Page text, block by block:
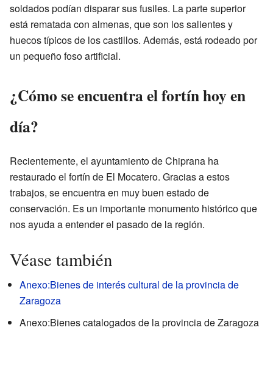
soldados podían disparar sus fusiles. La parte superior
está rematada con almenas, que son los salientes y
huecos típicos de los castillos. Además, está rodeado por
un pequeño foso artificial.
¿Cómo se encuentra el fortín hoy en
día?
Recientemente, el ayuntamiento de Chiprana ha
restaurado el fortín de El Mocatero. Gracias a estos
trabajos, se encuentra en muy buen estado de
conservación. Es un importante monumento histórico que
nos ayuda a entender el pasado de la región.
Véase también
Anexo:Bienes de interés cultural de la provincia de
Zaragoza
Anexo:Bienes catalogados de la provincia de Zaragoza